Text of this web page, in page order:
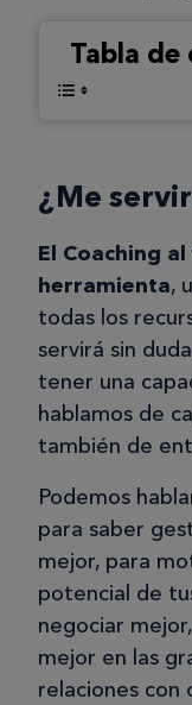
Tabla de
¿Me
El Coaching
herramienta,
todas los
servirá sin
tener una
hablamos de
también de
Podemos
para saber
mejor, para
potencial de
negociar
mejor en las
relaciones con